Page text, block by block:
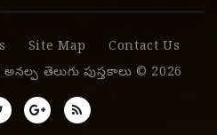
Site Map
Contact Us
అనల్ప తెలుగు పుస్తకాలు © 2026